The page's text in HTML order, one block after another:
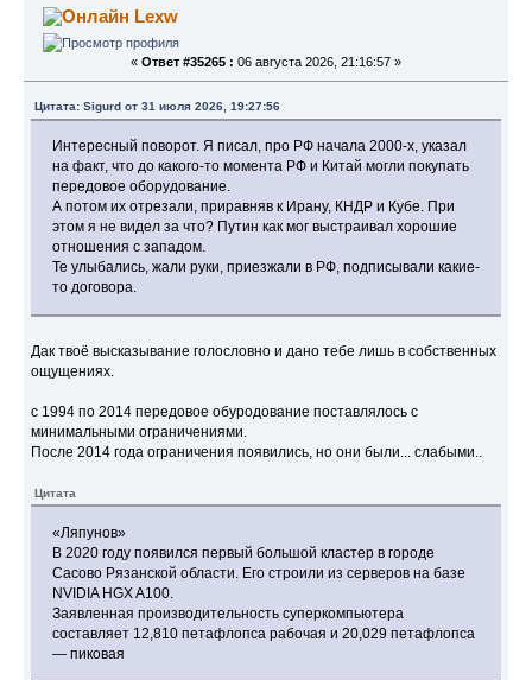
4139231 раз)Lexw
« Ответ #35265 : 06 августа 2026, 21:16:57 »
Цитата: Sigurd от 31 июля 2026, 19:27:56
Интересный поворот. Я писал, про РФ начала 2000-х, указал
на факт, что до какого-то момента РФ и Китай могли покупать
передовое оборудование.
А потом их отрезали, приравняв к Ирану, КНДР и Кубе. При
этом я не видел за что? Путин как мог выстраивал хорошие
отношения с западом.
Те улыбались, жали руки, приезжали в РФ, подписывали какие-
то договора.
Дак твоё высказывание голословно и дано тебе лишь в собственных
ощущениях.
с 1994 по 2014 передовое обуродование поставлялось с
минимальными ограничениями.
После 2014 года ограничения появились, но они были... слабыми..
Цитата
«Ляпунов»
В 2020 году появился первый большой кластер в городе
Сасово Рязанской области. Его строили из серверов на базе
NVIDIA HGX A100.
Заявленная производительность суперкомпьютера
составляет 12,810 петафлопса рабочая и 20,029 петафлопса
— пиковая